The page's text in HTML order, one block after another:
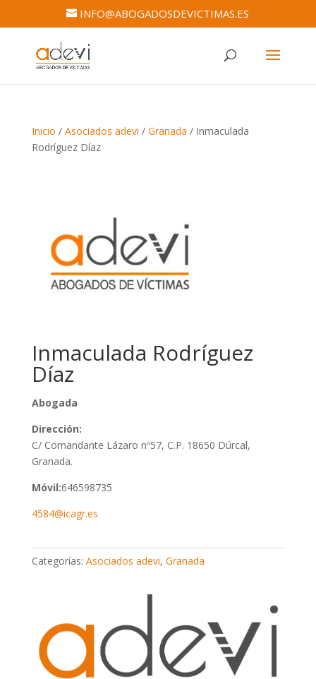
INFO@ABOGADOSDEVICTIMAS.ES
Inicio / Asociados adevi / Granada / Inmaculada
Rodríguez Díaz
Inmaculada Rodríguez
Díaz
Abogada
Dirección:
C/ Comandante Lázaro nº57, C.P. 18650 Dúrcal,
Granada.
Móvil:646598735
4584@icagr.es
Categorías: Asociados adevi, Granada